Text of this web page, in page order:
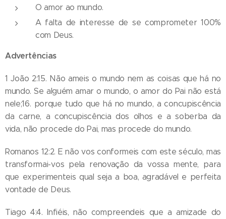
O amor ao mundo.
A falta de interesse de se comprometer 100%
com Deus.
Advertências
1 João 2:15. Não ameis o mundo nem as coisas que há no
mundo. Se alguém amar o mundo, o amor do Pai não está
nele;16. porque tudo que há no mundo, a concupiscência
da carne, a concupiscência dos olhos e a soberba da
vida, não procede do Pai, mas procede do mundo.
Romanos 12:2. E não vos conformeis com este século, mas
transformai-vos pela renovação da vossa mente, para
que experimenteis qual seja a boa, agradável e perfeita
vontade de Deus.
Tiago 4:4. Infiéis, não compreendeis que a amizade do